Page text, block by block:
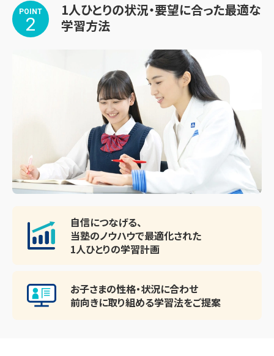
POINT
2
1人ひとりの状況・要望に合った最適な
学習方法
自信につなげる、
当塾のノウハウで最適化された
1人ひとりの学習計画
お子さまの性格・状況に合わせ
前向きに取り組める学習法をご提案